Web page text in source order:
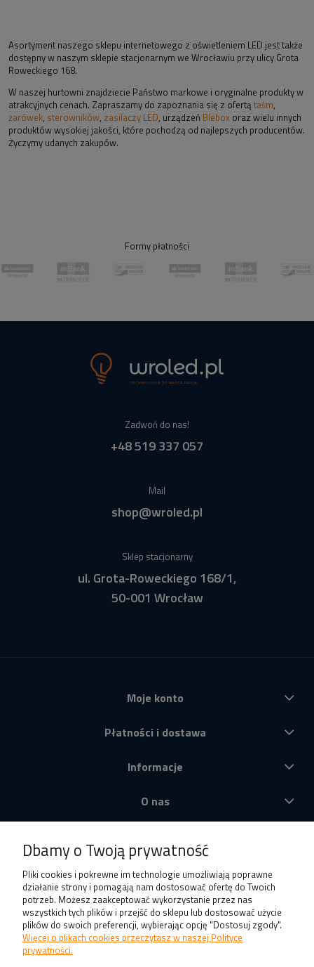
Asortyment naszego sklepu internetowego z oświetleniem LED jest także
dostępny w naszym sklepie stacjonarnym we Wrocławiu przy ulicy Grota
Roweckiego 168.
W naszej hurtowni znajdziecie Państwo markowe i oryginalne produkty w
atrakcyjnych cenach. Zapraszamy do zapoznania się z ofertą taśm,
żarówek, sterowników, zasilaczy LED, urządzeń Blebox oraz wielu innych
produktów wysokiej jakości, które pochodzą od najlepszych producentów.
Życzymy udanych zakupów.
Formy płatności
Zadwoń do nas!
+48 519 337 057
Mail
shop@wroled.pl
Sklep stacjonarny
ul. Grota-Roweckiego 168/1,
50-001 Wrocław
Moje konto
Płatności i dostawa
Informacje
O nas
Dbamy o Twoją prywatność
Pliki cookies i pokrewne im technologie umożliwiają poprawne
działanie strony i pomagają nam dostosować ofertę do Twoich
potrzeb. Możesz zaakceptować wykorzystanie przez nas
wszystkich tych plików i przejść do sklepu lub dostosować użycie
plików do swoich preferencji, wybierając opcję "Dostosuj zgody".
Więcej o plikach cookies przeczytasz w naszej Polityce
prywatności.